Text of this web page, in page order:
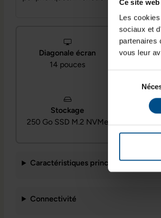
Ce site
Les
sociaux et
partenaires
vous leur
consentement
Diagonale écran
14 pouces
Stockage
250 Go SSD M.2 NVMe
Windows
Caractéristiques principales
Connectivité